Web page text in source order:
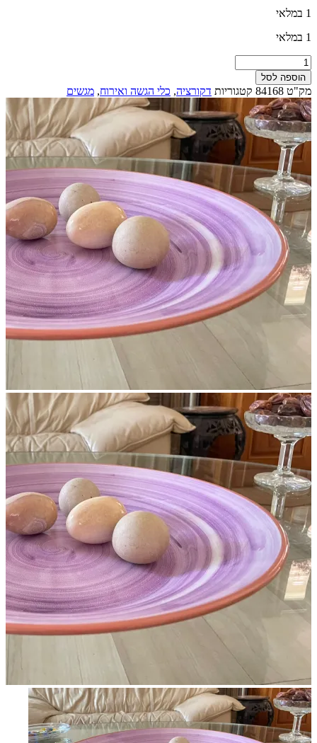
1 במלאי
1 במלאי
כמות
של
כלי
הגשה
דקורטיבי
בקוטר
40,5סמ'
גובה
5,5סמ'
בגוון
וורוד.
מסדרת
LA
VIDA
עשוי
מלמין
משובח
דמוי
קרמיקה
הוספה לסל
מק"ט 84168 קטגוריות דקורציה, כלי הגשה ואירוח, מגשים